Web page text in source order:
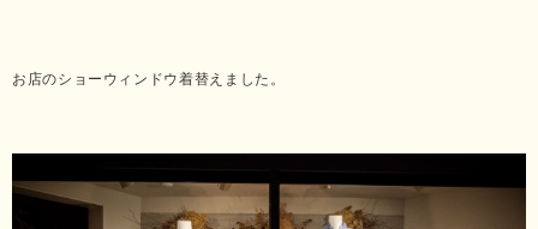
お店のショーウィンドウ着替えました。